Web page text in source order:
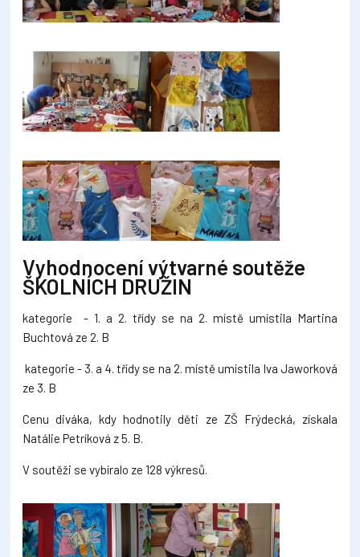
Vyhodnocení výtvarné soutěže
ŠKOLNÍCH DRUŽIN
kategorie - 1. a 2. třídy se na 2. místě umístila Martina
Buchtová ze 2. B
kategorie - 3. a 4. třídy se na 2. místě umístila Iva Jaworková
ze 3. B
Cenu diváka, kdy hodnotily děti ze ZŠ Frýdecká, získala
Natálie Petríková z 5. B.
V soutěži se vybíralo ze 128 výkresů.